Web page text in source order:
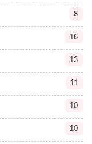
8
16
13
11
10
10